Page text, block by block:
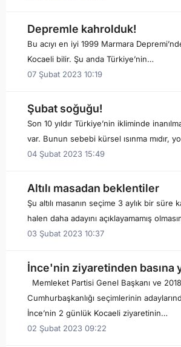
Depremle kahrolduk!
Bu acıyı en iyi 1999 Marmara
Kocaeli bilir. Şu anda Türkiye’nin…
07 Şubat 2023 10:19
Şubat soğuğu!
Son 10 yıldır Türkiye’nin ikliminde
var. Bunun sebebi kürsel ısınma mıdır,
04 Şubat 2023 15:49
Altılı masadan beklentiler
Şu altılı masanın seçime 3 aylık bir süre
halen daha adayını açıklayamamış
03 Şubat 2023 10:37
İnce'nin ziyaretinden basına
Memleket Partisi Genel Başkanı ve 2018
Cumhurbaşkanlığı seçimlerinin
İnce’nin 2 günlük Kocaeli ziyaretinin…
02 Şubat 2023 09:22